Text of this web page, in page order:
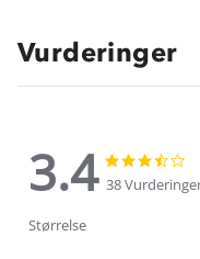
Vurderinger
3.4
3.4
star
rating
38
Størrelse